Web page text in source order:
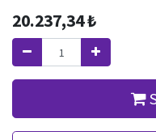
20.237,34₺